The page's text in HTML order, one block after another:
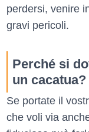
perdersi, venire
gravi pericoli.
Perché si
un cacatua?
Se portate il
che voli via